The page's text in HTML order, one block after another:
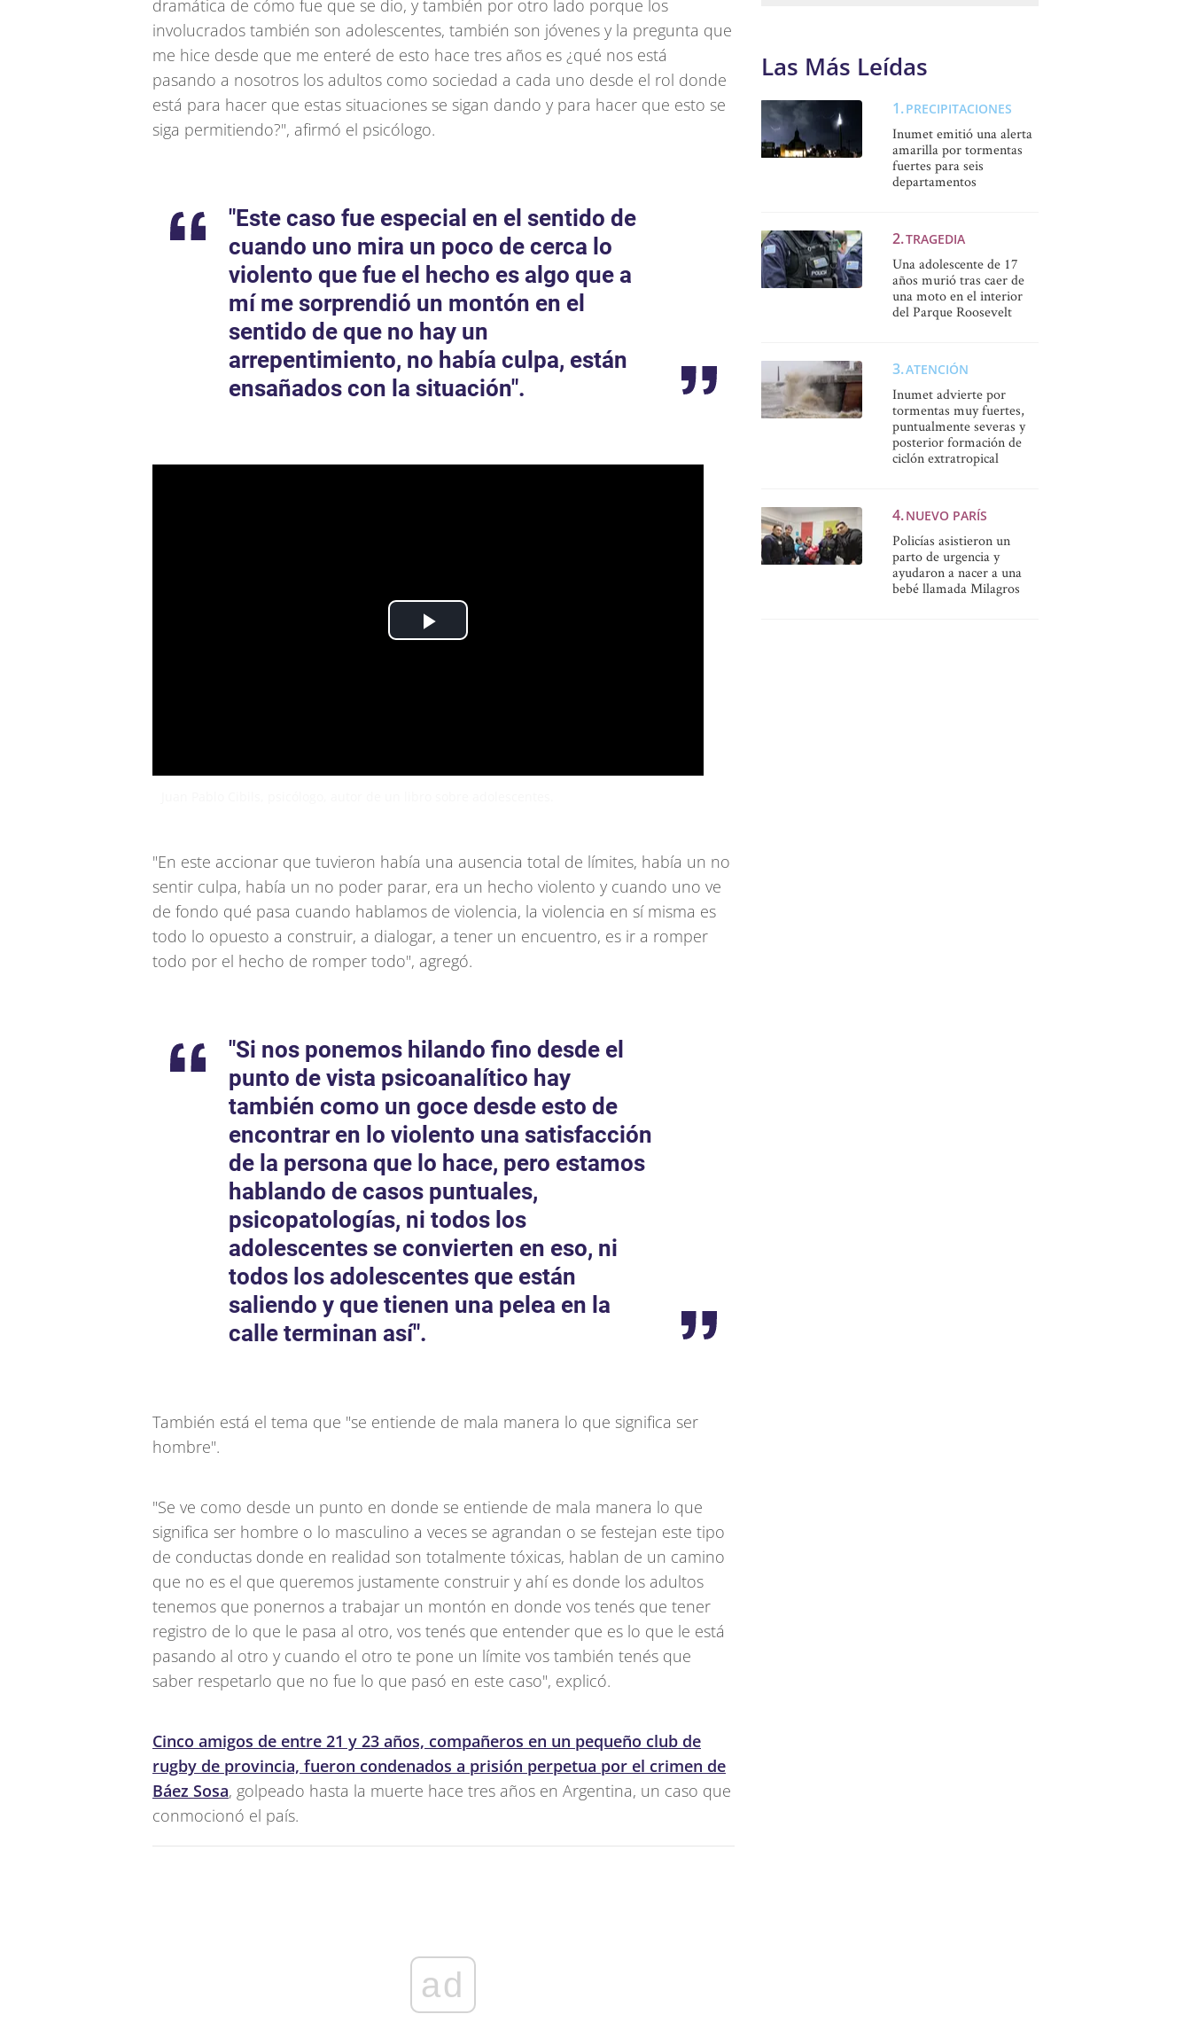
dramática de cómo fue que se dio, y también por otro lado porque los
involucrados también son adolescentes, también son jóvenes y la pregunta que
me hice desde que me enteré de esto hace tres años es ¿qué nos está
pasando a nosotros los adultos como sociedad a cada uno desde el rol donde
está para hacer que estas situaciones se sigan dando y para hacer que esto se
siga permitiendo?", afirmó el psicólogo.
"Este caso fue especial en el sentido de
cuando uno mira un poco de cerca lo
violento que fue el hecho es algo que a
mí me sorprendió un montón en el
sentido de que no hay un
arrepentimiento, no había culpa, están
ensañados con la situación".
"En este accionar que tuvieron había una ausencia total de límites, había un no
sentir culpa, había un no poder parar, era un hecho violento y cuando uno ve
de fondo qué pasa cuando hablamos de violencia, la violencia en sí misma es
todo lo opuesto a construir, a dialogar, a tener un encuentro, es ir a romper
todo por el hecho de romper todo", agregó.
"Si nos ponemos hilando fino desde el
punto de vista psicoanalítico hay
también como un goce desde esto de
encontrar en lo violento una satisfacción
de la persona que lo hace, pero estamos
hablando de casos puntuales,
psicopatologías, ni todos los
adolescentes se convierten en eso, ni
todos los adolescentes que están
saliendo y que tienen una pelea en la
calle terminan así".
También está el tema que "se entiende de mala manera lo que significa ser
hombre".
"Se ve como desde un punto en donde se entiende de mala manera lo que
significa ser hombre o lo masculino a veces se agrandan o se festejan este tipo
de conductas donde en realidad son totalmente tóxicas, hablan de un camino
que no es el que queremos justamente construir y ahí es donde los adultos
tenemos que ponernos a trabajar un montón en donde vos tenés que tener
registro de lo que le pasa al otro, vos tenés que entender que es lo que le está
pasando al otro y cuando el otro te pone un límite vos también tenés que
saber respetarlo que no fue lo que pasó en este caso", explicó.
Cinco amigos de entre 21 y 23 años, compañeros en un pequeño club de
rugby de provincia, fueron condenados a prisión perpetua por el crimen de
Báez Sosa, golpeado hasta la muerte hace tres años en Argentina, un caso que
conmocionó el país.
ad
Las Más Leídas
PRECIPITACIONES
Inumet emitió una alerta
amarilla por tormentas
fuertes para seis
departamentos
TRAGEDIA
Una adolescente de 17
años murió tras caer de
una moto en el interior
del Parque Roosevelt
ATENCIÓN
Inumet advierte por
tormentas muy fuertes,
puntualmente severas y
posterior formación de
ciclón extratropical
NUEVO PARÍS
Policías asistieron un
parto de urgencia y
ayudaron a nacer a una
bebé llamada Milagros